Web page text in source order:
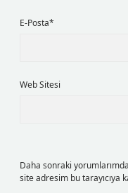
E-Posta*
Web Sitesi
Daha sonraki
site adresim bu tarayıcıya